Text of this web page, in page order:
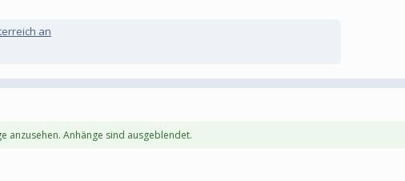
an
anzusehen. Anhänge sind ausgeblendet.